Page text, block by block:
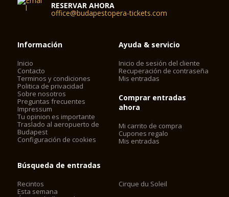
RESERVAR AHORA
office@budapestopera-tickets.com
Información
Inicio
Contacto
Terminos y condiciones
Politica de privacidad
Sobre nosotros
Preguntas frecuentes
Impressum
Tu opinion es importante
Traslado al aeropuerto de
Budapest
Configuración de cookies
Ayuda & servicio
Inicio de sesión del cliente
Recuperación de contraseña
Mis entradas
Comprar entradas
ahora
Mi carrito de compra
Cupones regalo
Mis entradas
Búsqueda de entradas
Recintos
Esta semana
Cirque du Soleil